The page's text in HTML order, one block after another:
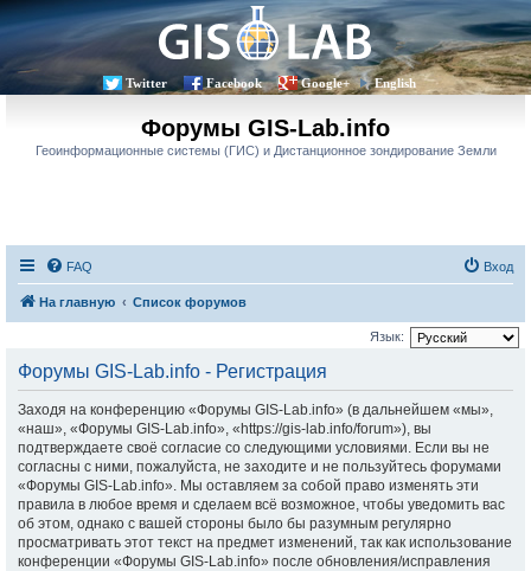
Twitter Facebook Google+ English
Форумы GIS-Lab.info
Геоинформационные системы (ГИС) и Дистанционное зондирование Земли
FAQ Вход
На главную Список форумов
Язык:
Форумы GIS-Lab.info - Регистрация
Заходя на конференцию «Форумы GIS-Lab.info» (в дальнейшем «мы»,
«наш», «Форумы GIS-Lab.info», «https://gis-lab.info/forum»), вы
подтверждаете своё согласие со следующими условиями. Если вы не
согласны с ними, пожалуйста, не заходите и не пользуйтесь форумами
«Форумы GIS-Lab.info». Мы оставляем за собой право изменять эти
правила в любое время и сделаем всё возможное, чтобы уведомить вас
об этом, однако с вашей стороны было бы разумным регулярно
просматривать этот текст на предмет изменений, так как использование
конференции «Форумы GIS-Lab.info» после обновления/исправления